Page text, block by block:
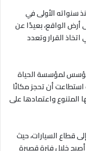
نوح في 9 مارس 1991، ومنذ سنواته الأولى في
الواقع، بعيدًا عن
القرار وتعدد
لمؤسسة الحياة
أن تحجز مكانًا
المتنوع واعتمادها على
قطاع السيارات، حيث
خلال فترة قصيرة